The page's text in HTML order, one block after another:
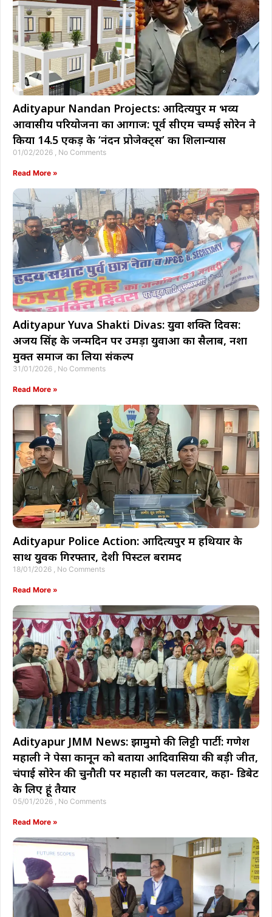
Adityapur Nandan Projects: आदित्यपुर में भव्य
आवासीय परियोजना का आगाज: पूर्व सीएम चम्पई सोरेन ने
किया 14.5 एकड़ के ‘नंदन प्रोजेक्ट्स’ का शिलान्यास
01/02/2026 No Comments
Read More »
Adityapur Yuva Shakti Divas: युवा शक्ति दिवस:
अजय सिंह के जन्मदिन पर उमड़ा युवाओं का सैलाब, नशा
मुक्त समाज का लिया संकल्प
31/01/2026 No Comments
Read More »
Adityapur Police Action: आदित्यपुर में हथियार के
साथ युवक गिरफ्तार, देशी पिस्टल बरामद
18/01/2026 No Comments
Read More »
Adityapur JMM News: झामुमो की लिट्टी पार्टी: गणेश
महाली ने पेसा कानून को बताया आदिवासियों की बड़ी जीत,
चंपाई सोरेन की चुनौती पर महाली का पलटवार, कहा- डिबेट
के लिए हूं तैयार
05/01/2026 No Comments
Read More »